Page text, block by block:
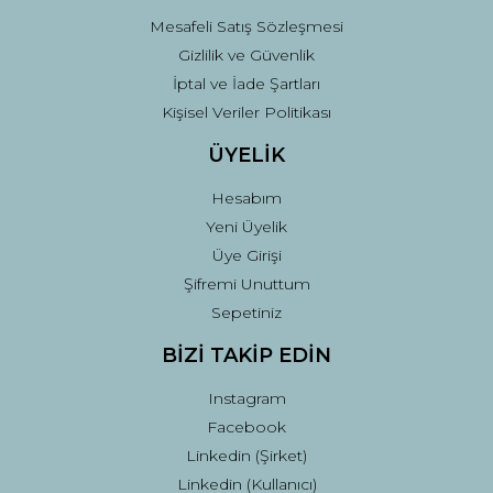
Mesafeli Satış Sözleşmesi
Gizlilik ve Güvenlik
İptal ve İade Şartları
Kişisel Veriler Politikası
ÜYELİK
Hesabım
Yeni Üyelik
Üye Girişi
Şifremi Unuttum
Sepetiniz
BİZİ TAKİP EDİN
Instagram
Facebook
Linkedin (Şirket)
Linkedin (Kullanıcı)